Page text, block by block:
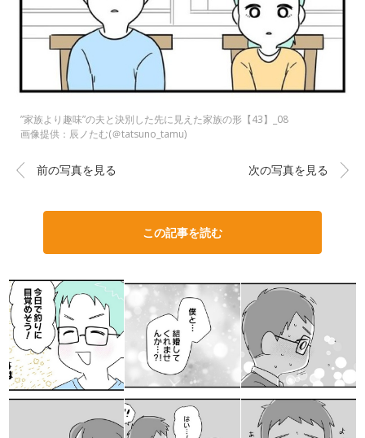
”家族より趣味”の夫と決別した先に見えた家族の形【43】_08
画像提供：辰ノたむ(＠tatsuno_tamu)
前の写真を見る 次の写真を見る
この記事を読む